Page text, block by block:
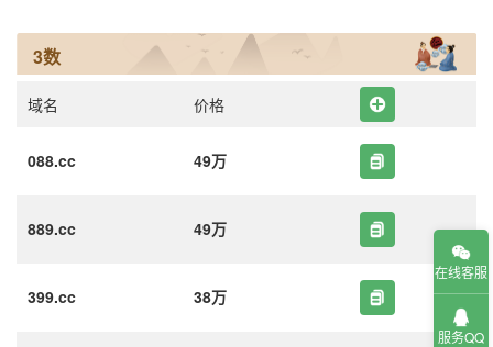
3数
域名 价格
088.cc 49万
889.cc 49万
399.cc 38万
在线客服
服务QQ